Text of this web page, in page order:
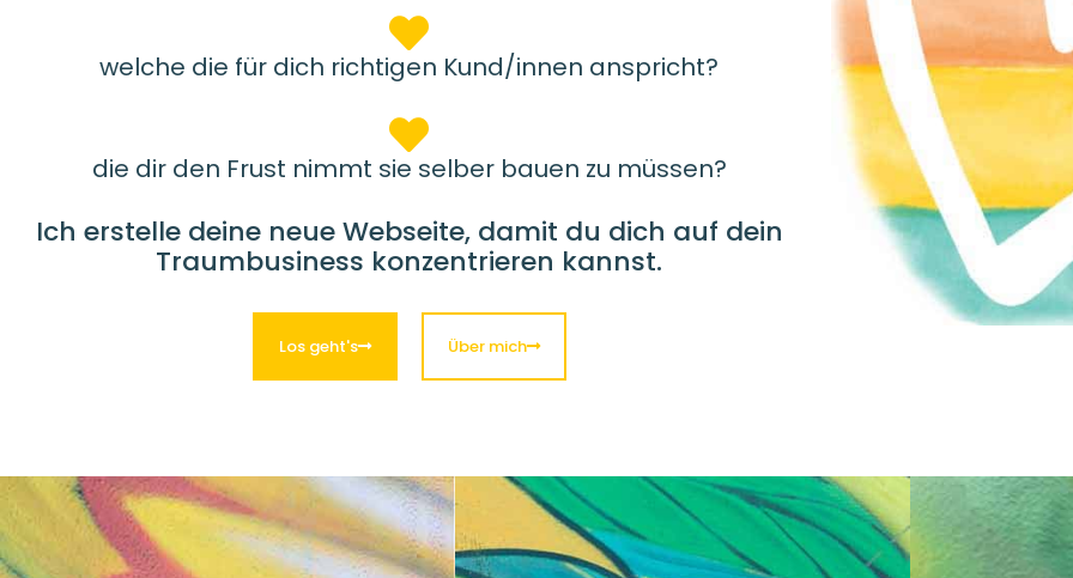
welche die für dich richtigen Kund/innen anspricht?
die dir den Frust nimmt sie selber bauen zu müssen?​
Ich erstelle deine neue Webseite, damit du dich auf dein
Traumbusiness konzentrieren kannst.
Los geht's Über mich